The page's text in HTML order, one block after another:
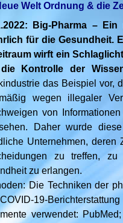
Welt Ordnung & die
Big-Pharma –
für die Gesundheit.
wirft ein
Kontrolle der
das Beispiel vor,
wegen illegaler
von
Daher wurde
Unternehmen, deren
zu treffen,
zu erlangen.
Die Techniken der
19-
verwendet: